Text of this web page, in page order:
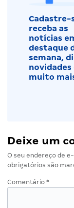
Cadastre-
receba as
notícias
destaque
semana,
novidades
muito
Deixe um
O seu endereço de
obrigatórios são
Comentário *